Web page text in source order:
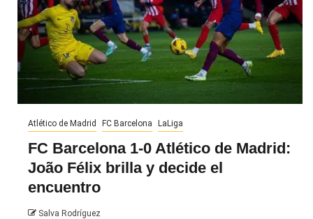
Atlético de Madrid FC Barcelona LaLiga
FC Barcelona 1-0 Atlético de Madrid:
João Félix brilla y decide el
encuentro
Salva Rodríguez